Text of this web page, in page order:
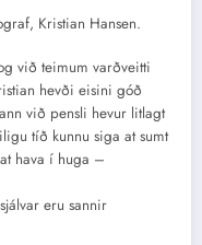
Kristian Hansen.
við teimum varðveitti
hevði eisini góð
við pensli hevur litlagt
tíð kunnu siga at sumt
hava í huga –
eru sannir